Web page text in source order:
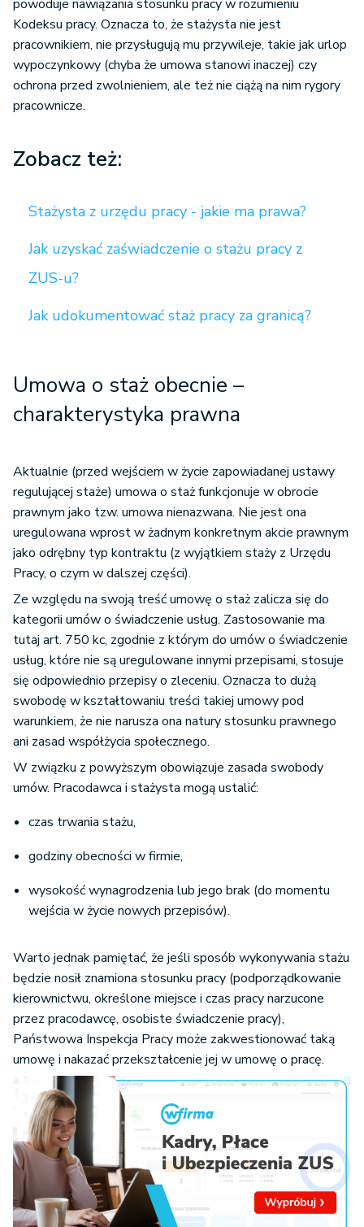
powoduje nawiązania stosunku pracy w rozumieniu
Kodeksu pracy. Oznacza to, że stażysta nie jest
pracownikiem, nie przysługują mu przywileje, takie jak urlop
wypoczynkowy (chyba że umowa stanowi inaczej) czy
ochrona przed zwolnieniem, ale też nie ciążą na nim rygory
pracownicze.
Zobacz też:
Stażysta z urzędu pracy - jakie ma prawa?
Jak uzyskać zaświadczenie o stażu pracy z
ZUS-u?
Jak udokumentować staż pracy za granicą?
Umowa o staż obecnie –
charakterystyka prawna
Aktualnie (przed wejściem w życie zapowiadanej ustawy
regulującej staże) umowa o staż funkcjonuje w obrocie
prawnym jako tzw. umowa nienazwana. Nie jest ona
uregulowana wprost w żadnym konkretnym akcie prawnym
jako odrębny typ kontraktu (z wyjątkiem staży z Urzędu
Pracy, o czym w dalszej części).
Ze względu na swoją treść umowę o staż zalicza się do
kategorii umów o świadczenie usług. Zastosowanie ma
tutaj art. 750 kc, zgodnie z którym do umów o świadczenie
usług, które nie są uregulowane innymi przepisami, stosuje
się odpowiednio przepisy o zleceniu. Oznacza to dużą
swobodę w kształtowaniu treści takiej umowy pod
warunkiem, że nie narusza ona natury stosunku prawnego
ani zasad współżycia społecznego.
W związku z powyższym obowiązuje zasada swobody
umów. Pracodawca i stażysta mogą ustalić:
czas trwania stażu,
godziny obecności w firmie,
wysokość wynagrodzenia lub jego brak (do momentu
wejścia w życie nowych przepisów).
Warto jednak pamiętać, że jeśli sposób wykonywania stażu
będzie nosił znamiona stosunku pracy (podporządkowanie
kierownictwu, określone miejsce i czas pracy narzucone
przez pracodawcę, osobiste świadczenie pracy),
Państwowa Inspekcja Pracy może zakwestionować taką
umowę i nakazać przekształcenie jej w umowę o pracę.